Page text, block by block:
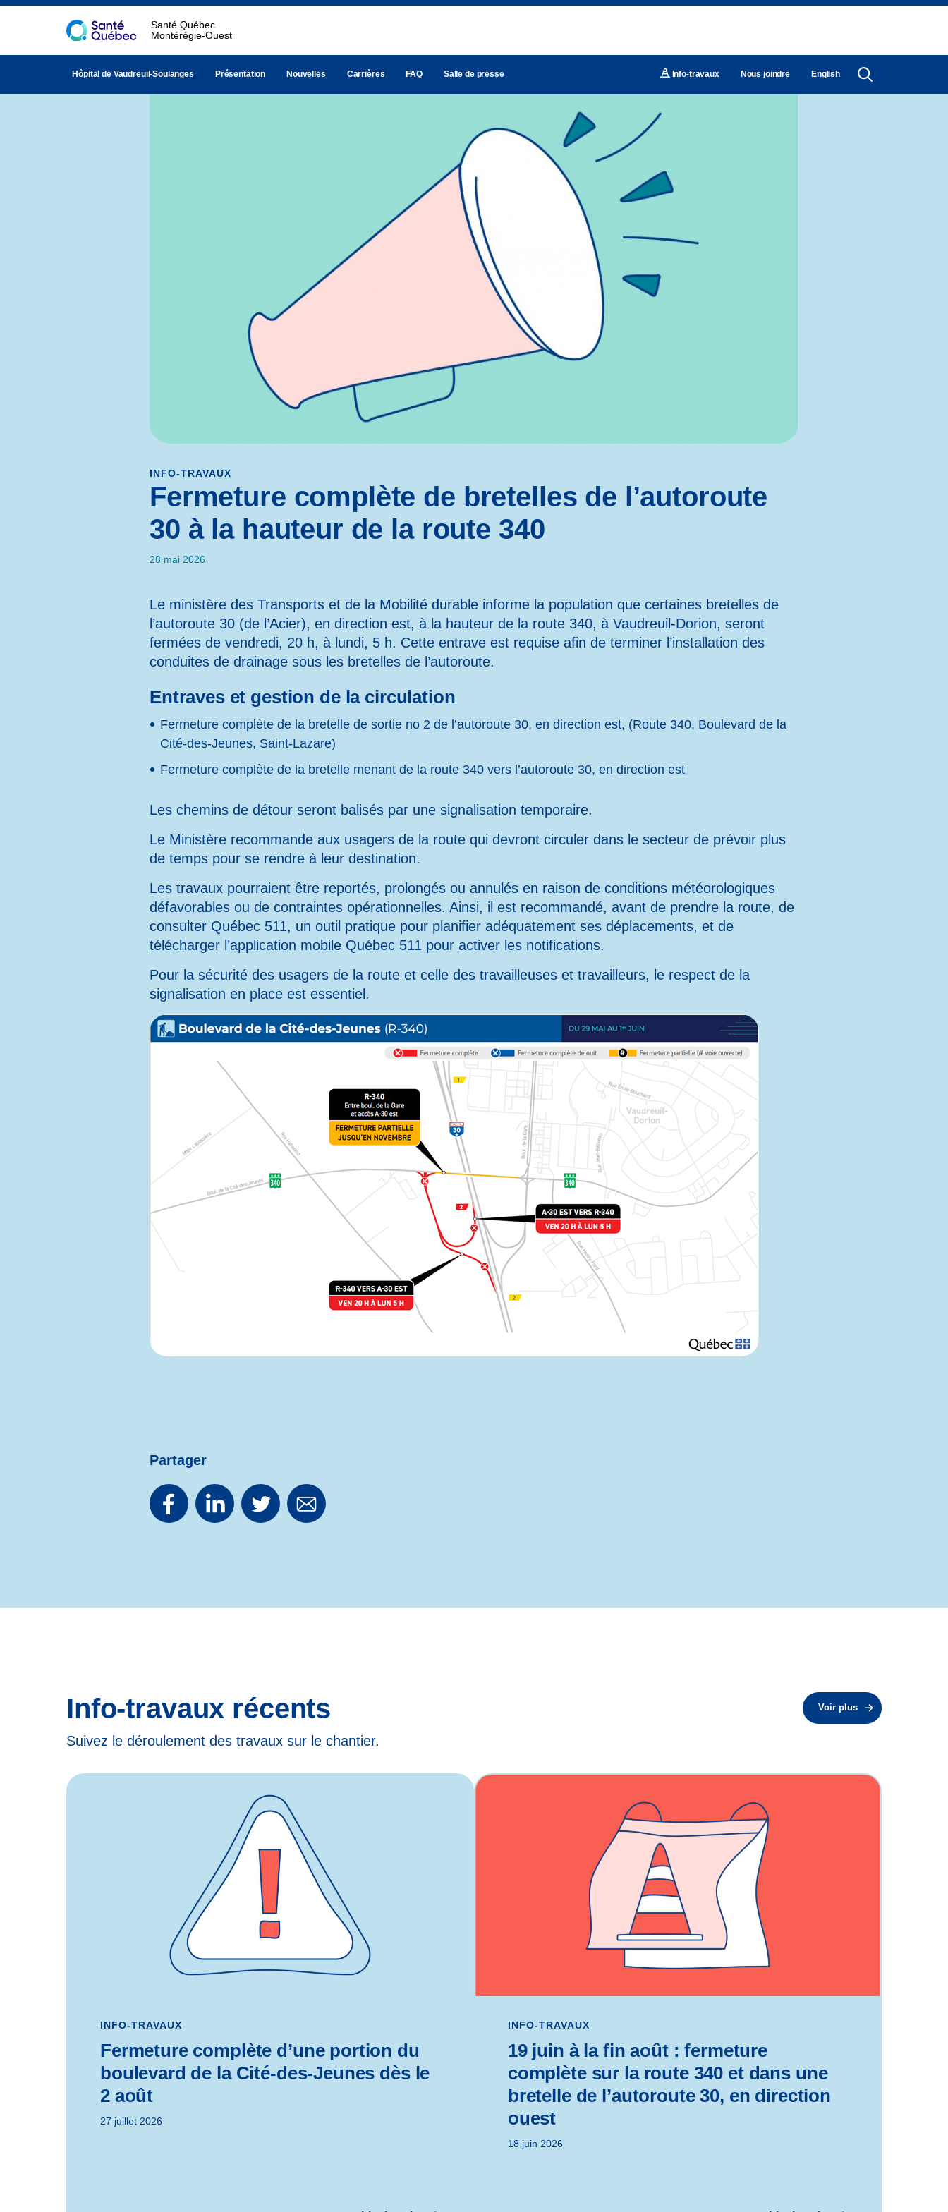
Santé Québec
Montérégie-Ouest
Hôpital de Vaudreuil-Soulanges Présentation Nouvelles Carrières FAQ Salle de presse Info-travaux Nous joindre English
INFO-TRAVAUX
Fermeture complète de bretelles de l’autoroute
30 à la hauteur de la route 340
28 mai 2026
Le ministère des Transports et de la Mobilité durable informe la population que certaines bretelles de
l’autoroute 30 (de l’Acier), en direction est, à la hauteur de la route 340, à Vaudreuil-Dorion, seront
fermées de vendredi, 20 h, à lundi, 5 h. Cette entrave est requise afin de terminer l’installation des
conduites de drainage sous les bretelles de l’autoroute.
Entraves et gestion de la circulation
Fermeture complète de la bretelle de sortie no 2 de l’autoroute 30, en direction est, (Route 340, Boulevard de la
Cité-des-Jeunes, Saint-Lazare)
Fermeture complète de la bretelle menant de la route 340 vers l’autoroute 30, en direction est
Les chemins de détour seront balisés par une signalisation temporaire.
Le Ministère recommande aux usagers de la route qui devront circuler dans le secteur de prévoir plus
de temps pour se rendre à leur destination.
Les travaux pourraient être reportés, prolongés ou annulés en raison de conditions météorologiques
défavorables ou de contraintes opérationnelles. Ainsi, il est recommandé, avant de prendre la route, de
consulter Québec 511, un outil pratique pour planifier adéquatement ses déplacements, et de
télécharger l’application mobile Québec 511 pour activer les notifications.
Pour la sécurité des usagers de la route et celle des travailleuses et travailleurs, le respect de la
signalisation en place est essentiel.
Partager
Info-travaux récents
Suivez le déroulement des travaux sur le chantier.
Voir plus
INFO-TRAVAUX
Fermeture complète d’une portion du
boulevard de la Cité-des-Jeunes dès le
2 août
27 juillet 2026
INFO-TRAVAUX
19 juin à la fin août : fermeture
complète sur la route 340 et dans une
bretelle de l’autoroute 30, en direction
ouest
18 juin 2026